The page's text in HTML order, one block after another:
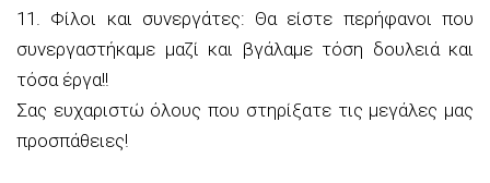
11. Φίλοι και συνεργάτες: Θα είστε περήφανοι που
συνεργαστήκαμε μαζί και βγάλαμε τόση δουλειά και
τόσα έργα!!
Σας ευχαριστώ όλους που στηρίξατε τις μεγάλες μας
προσπάθειες!